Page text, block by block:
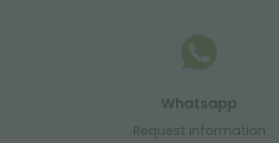
Whatsapp
Request information